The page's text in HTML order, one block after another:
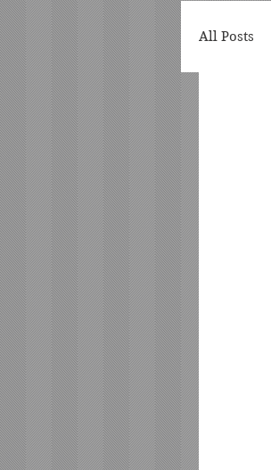
All Posts